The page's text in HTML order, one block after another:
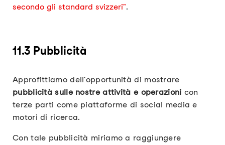
secondo gli standard svizzeri".
11.3 Pubblicità
Approfittiamo dell'opportunità di mostrare
pubblicità sulle nostre attività e operazioni con
terze parti come piattaforme di social media e
motori di ricerca.
Con tale pubblicità miriamo a raggiungere